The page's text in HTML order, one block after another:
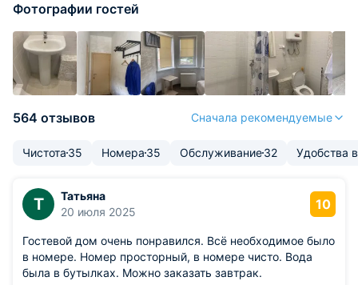
Фотографии гостей
564 отзывов Сначала рекомендуемые
Чистота 35 Номера 35 Обслуживание32 Удобства
Т
Татьяна
20 июля 2025
10
Гостевой дом очень понравился. Всё необходимое было
в номере. Номер просторный, в номере чисто. Вода
была в бутылках. Можно заказать завтрак.